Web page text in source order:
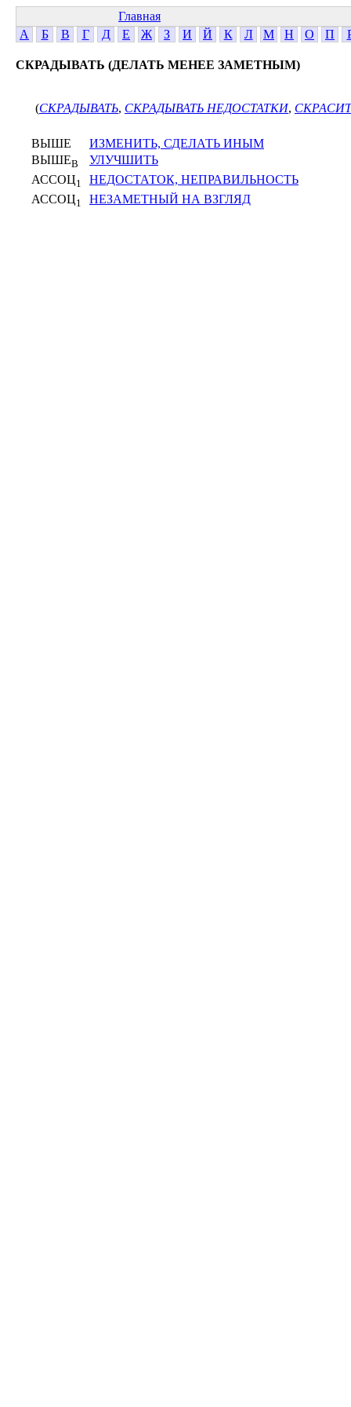
Главная
А
Б В Г Д Е Ж З И Й К Л М Н О П
СКРАДЫВАТЬ (ДЕЛАТЬ МЕНЕЕ ЗАМЕТНЫМ)
(СКРАДЫВАТЬ, СКРАДЫВАТЬ НЕДОСТАТКИ,
ВЫШЕ
ИЗМЕНИТЬ, СДЕЛАТЬ ИНЫМ
ВЫШЕВ
УЛУЧШИТЬ
АССОЦ1
НЕДОСТАТОК, НЕПРАВИЛЬНОСТЬ
АССОЦ1 НЕЗАМЕТНЫЙ НА ВЗГЛЯД